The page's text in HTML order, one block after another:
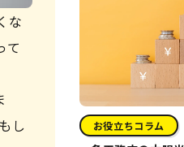
な
て
し
お役立ちコラム